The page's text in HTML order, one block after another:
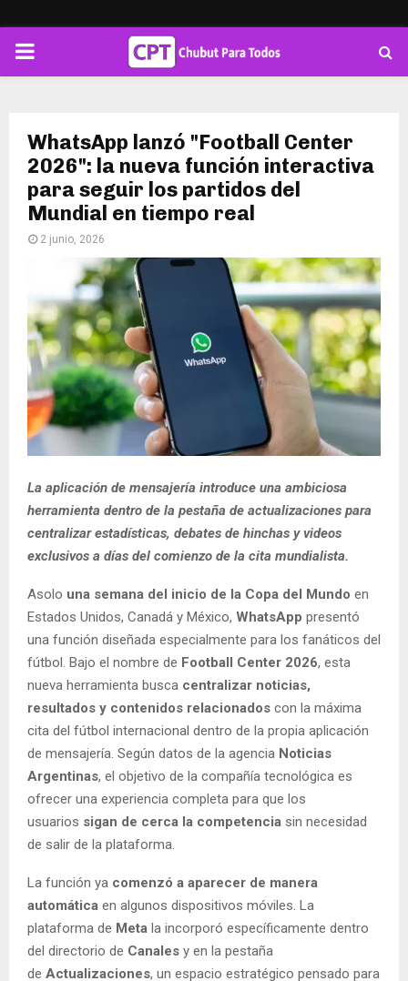
PRIMARY
WhatsApp lanzó "Football Center
2026": la nueva función interactiva
para seguir los partidos del
Mundial en tiempo real
2 junio, 2026
La aplicación de mensajería introduce una ambiciosa
herramienta dentro de la pestaña de actualizaciones para
centralizar estadísticas, debates de hinchas y videos
exclusivos a días del comienzo de la cita mundialista.
Asolo una semana del inicio de la Copa del Mundo en
Estados Unidos, Canadá y México, WhatsApp presentó
una función diseñada especialmente para los fanáticos del
fútbol. Bajo el nombre de Football Center 2026, esta
nueva herramienta busca centralizar noticias,
resultados y contenidos relacionados con la máxima
cita del fútbol internacional dentro de la propia aplicación
de mensajería. Según datos de la agencia Noticias
Argentinas, el objetivo de la compañía tecnológica es
ofrecer una experiencia completa para que los
usuarios sigan de cerca la competencia sin necesidad
de salir de la plataforma.
La función ya comenzó a aparecer de manera
automática en algunos dispositivos móviles. La
plataforma de Meta la incorporó específicamente dentro
del directorio de Canales y en la pestaña
de Actualizaciones, un espacio estratégico pensado para